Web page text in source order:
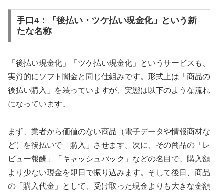
手口4：「後払い・ツケ払い現金化」という新
たな名称
「後払い現金化」「ツケ払い現金化」というサービスも、
実質的にソフト闇金と同じ仕組みです。形式上は「商品の
後払い購入」を装っていますが、実態は以下のような流れ
になっています。
まず、業者から価値のない商品（電子データや情報商材な
ど）を後払いで「購入」させます。次に、その商品の「レ
ビュー報酬」「キャッシュバック」などの名目で、購入額
より少ない現金を即日で振り込みます。そして後日、商品
の「購入代金」として、受け取った現金よりも大きな金額